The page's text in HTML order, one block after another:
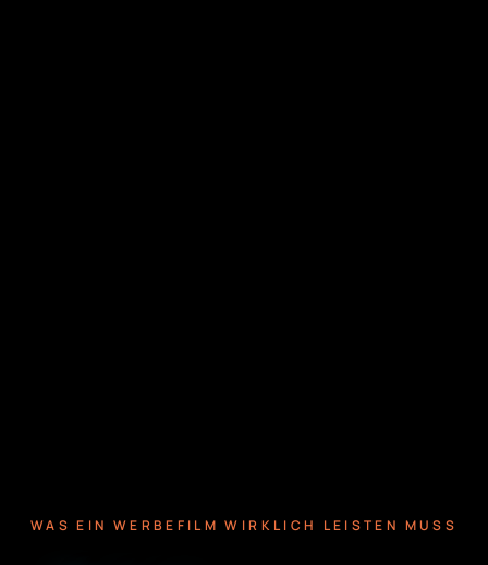
WAS EIN WERBEFILM WIRKLICH LEISTEN MUSS